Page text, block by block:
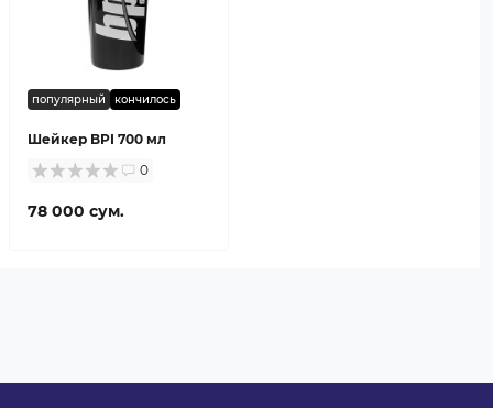
популярный кончилось
Шейкер BPI 700 мл
0
78 000 сум.